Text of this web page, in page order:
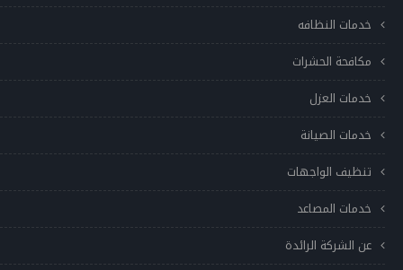
خدمات النظافه
مكافحة الحشرات
خدمات العزل
خدمات الصيانة
تنظيف الواجهات
خدمات المصاعد
عن الشركة الرائدة